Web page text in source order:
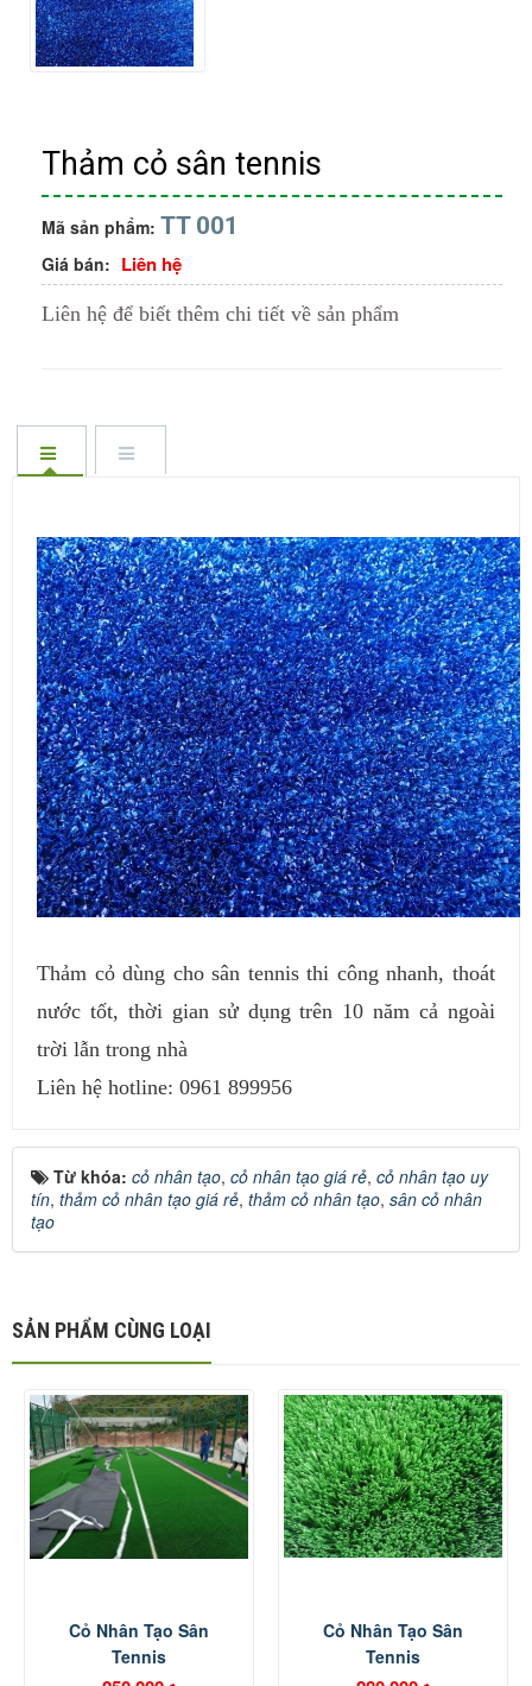
Thảm cỏ sân tennis
Mã sản phẩm: TT 001
Giá bán: Liên hệ
Liên hệ để biết thêm chi tiết về sản phẩm
Thảm cỏ dùng cho sân tennis thi công nhanh, thoát
nước tốt, thời gian sử dụng trên 10 năm cả ngoài
trời lẫn trong nhà
Liên hệ hotline: 0961 899956
Từ khóa: cỏ nhân tạo, cỏ nhân tạo giá rẻ, cỏ nhân tạo uy
tín, thảm cỏ nhân tạo giá rẻ, thảm cỏ nhân tạo, sân cỏ nhân
tạo
SẢN PHẨM CÙNG LOẠI
Cỏ Nhân Tạo Sân
Tennis
Cỏ Nhân Tạo Sân
Tennis